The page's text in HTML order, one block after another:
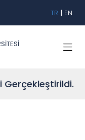
TR | EN
Gerçekleştirildi.